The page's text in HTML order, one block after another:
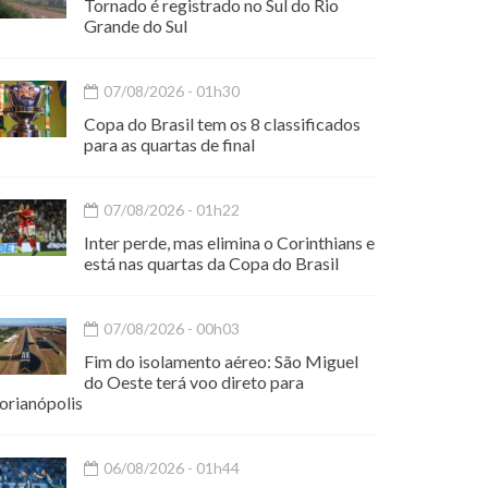
Tornado é registrado no Sul do Rio
Grande do Sul
07/08/2026 - 01h30
Copa do Brasil tem os 8 classificados
para as quartas de final
07/08/2026 - 01h22
Inter perde, mas elimina o Corinthians e
está nas quartas da Copa do Brasil
07/08/2026 - 00h03
Fim do isolamento aéreo: São Miguel
do Oeste terá voo direto para
06/08/2026 - 01h44